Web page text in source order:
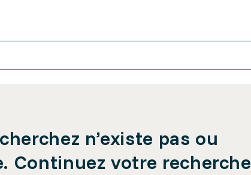
n’existe pas ou
Continuez votre recherche